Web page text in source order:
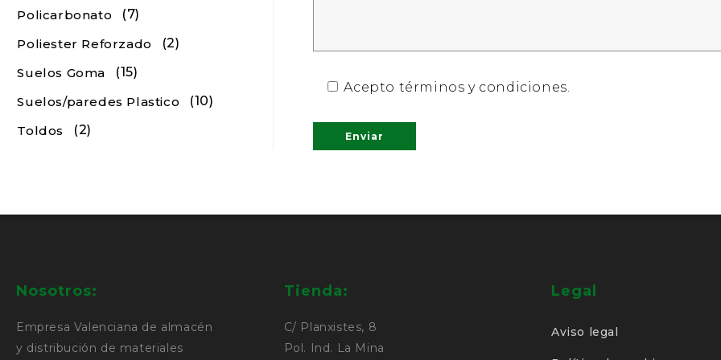
Policarbonato
(7)
Poliester Reforzado
(2)
Suelos Goma
(15)
Suelos/paredes Plastico
(10)
Toldos
(2)
Acepto términos y condiciones.
Nosotros:
Empresa Valenciana de almacén
y distribución de materiales
Tienda:
C/ Planxistes, 8
Pol. Ind. La Mina
Legal
Aviso legal